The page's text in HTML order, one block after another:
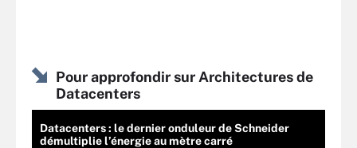
Pour approfondir sur Architectures de
Datacenters
Datacenters : le dernier onduleur de Schneider
démultiplie l’énergie au mètre carré